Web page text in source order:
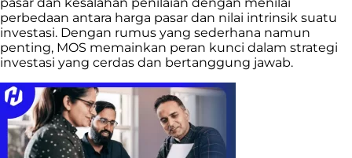
perbedaan antara harga pasar dan nilai intrinsik suatu
investasi. Dengan rumus yang sederhana namun
penting, MOS memainkan peran kunci dalam strategi
investasi yang cerdas dan bertanggung jawab.